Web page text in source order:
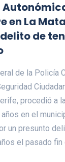
en La
de
de la Policía
procedió a
en el
un presunto
el pasado fin